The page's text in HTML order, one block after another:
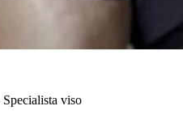
Specialista viso